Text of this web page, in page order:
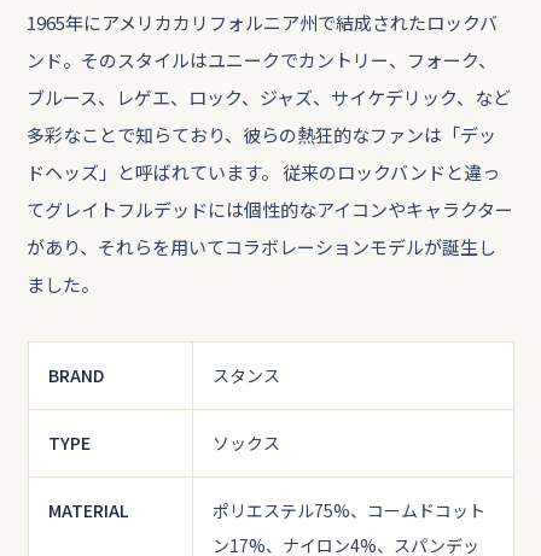
1965年にアメリカカリフォルニア州で結成されたロックバ
ンド。そのスタイルはユニークでカントリー、フォーク、
ブルース、レゲエ、ロック、ジャズ、サイケデリック、など
多彩なことで知らており、彼らの熱狂的なファンは「デッ
ドヘッズ」と呼ばれています。 従来のロックバンドと違っ
てグレイトフルデッドには個性的なアイコンやキャラクター
があり、それらを用いてコラボレーションモデルが誕生し
ました。
BRAND スタンス
TYPE ソックス
MATERIAL
ポリエステル75%、コームドコット
ン17%、ナイロン4%、スパンデッ